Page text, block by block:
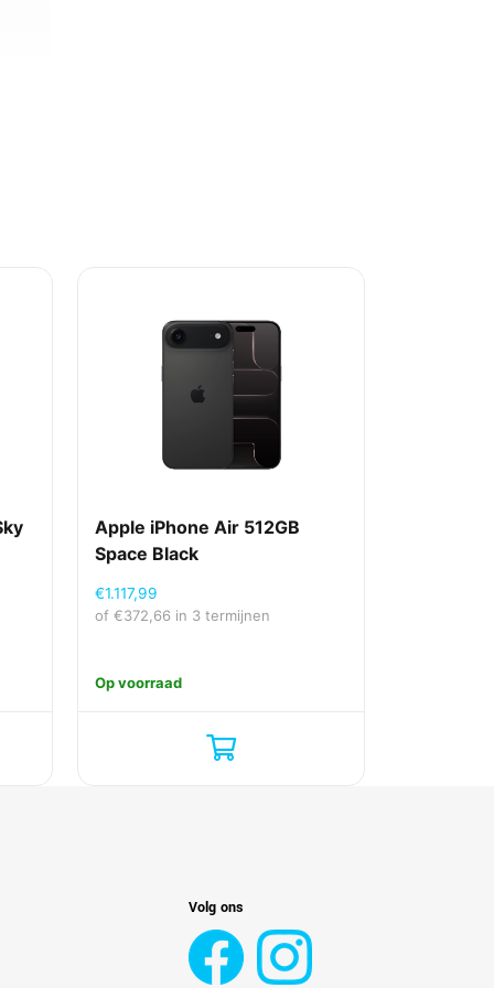
Apple iPhone Air 512GB
Space Black
€1.117,99
of€372,66 in 3 termijnen
Op voorraad
Volg ons